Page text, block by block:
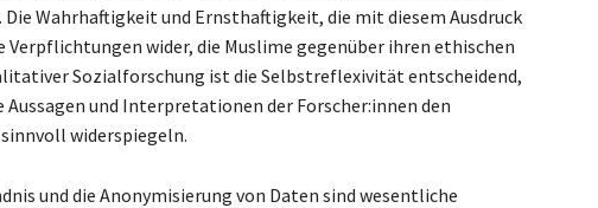
Die Wahrhaftigkeit und Ernsthaftigkeit, die mit diesem Ausdruck
Verpflichtungen wider, die Muslime gegenüber ihren ethischen
Sozialforschung ist die Selbstreflexivität entscheidend,
Aussagen und Interpretationen der Forscher:innen den
widerspiegeln.
und die Anonymisierung von Daten sind wesentliche